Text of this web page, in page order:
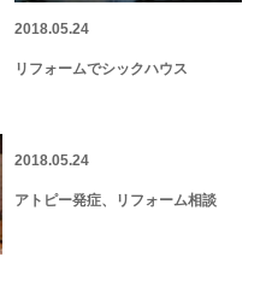
2018.05.24
リフォームでシックハウス
2018.05.24
アトピー発症、リフォーム相談